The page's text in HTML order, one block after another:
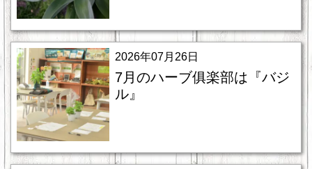
2026年07月26日
7月のハーブ俱楽部は『バジ
ル』